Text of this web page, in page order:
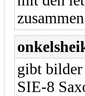
gibt bilder
SIE-8